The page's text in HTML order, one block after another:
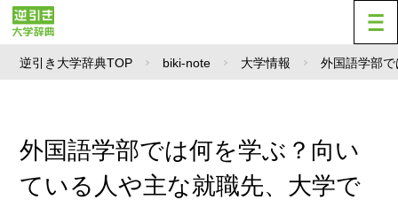
逆引き大学辞典TOP biki-note 大学情報 外国語学部
外国語学部では何を学ぶ？向い
ている人や主な就職先、大学で